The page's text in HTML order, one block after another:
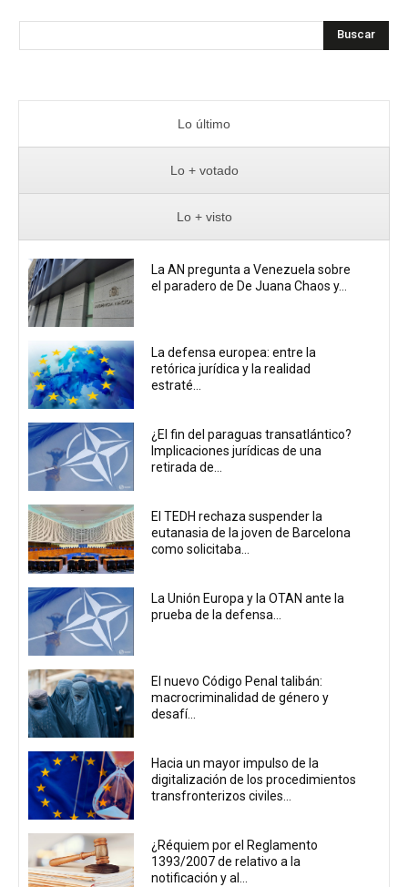
Buscar
Lo último
Lo + votado
Lo + visto
La AN pregunta a Venezuela sobre
el paradero de De Juana Chaos y...
La defensa europea: entre la
retórica jurídica y la realidad
estraté...
¿El fin del paraguas transatlántico?
Implicaciones jurídicas de una
retirada de...
El TEDH rechaza suspender la
eutanasia de la joven de Barcelona
como solicitaba...
La Unión Europa y la OTAN ante la
prueba de la defensa...
El nuevo Código Penal talibán:
macrocriminalidad de género y
desafí...
Hacia un mayor impulso de la
digitalización de los procedimientos
transfronterizos civiles...
¿Réquiem por el Reglamento
1393/2007 de relativo a la
notificación y al...